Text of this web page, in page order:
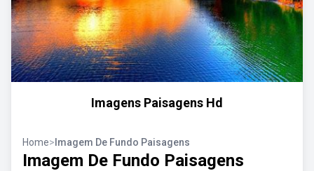
Imagens Paisagens Hd
Home> Imagem De Fundo Paisagens
Imagem De Fundo Paisagens